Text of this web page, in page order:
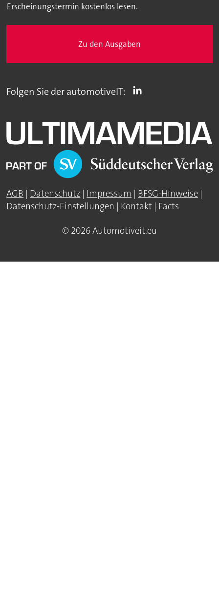
Erscheinungstermin kostenlos lesen.
Zu den Ausgaben
Folgen Sie der automotiveIT:
AGB Datenschutz Impressum BFSG-Hinweise
Datenschutz-Einstellungen
Kontakt Facts
© 2026 Automotiveit.eu